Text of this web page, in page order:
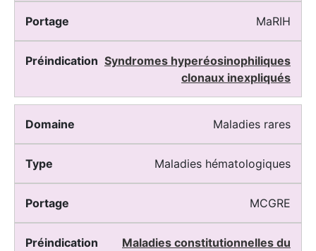
MaRIH
Syndromes hyperéosinophiliques
clonaux inexpliqués
Maladies rares
Maladies hématologiques
MCGRE
Maladies constitutionnelles du